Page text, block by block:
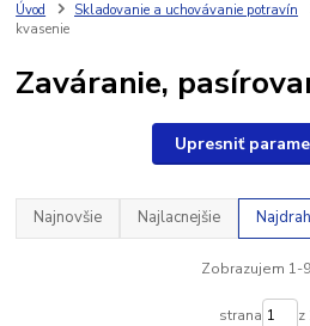
Úvod Skladovanie a uchovávanie potravín
kvasenie
Zaváranie,
Upresniť
Najnovšie Najlacnejšie
Zobrazujem 1-
strana z